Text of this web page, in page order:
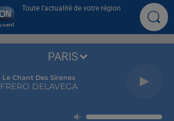
Toute l'actualité de votre région
Le Chant Des Sirenes
FRERO DELAVEGA
PARIS